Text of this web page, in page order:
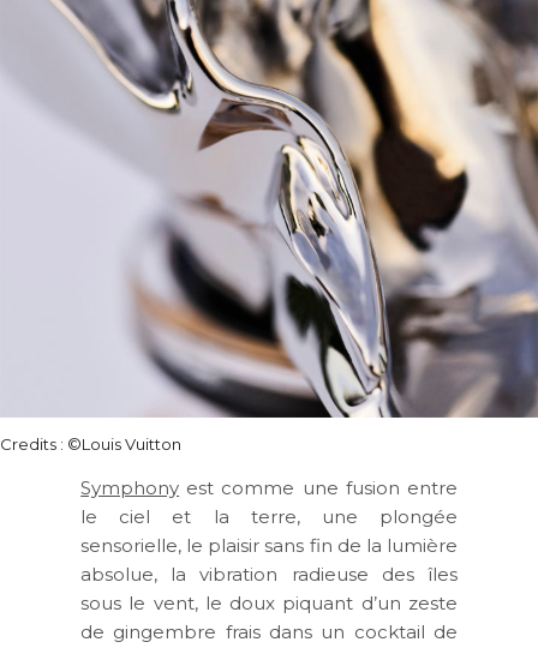
Credits : ©Louis Vuitton
Symphony est comme une fusion entre
le ciel et la terre, une plongée
sensorielle, le plaisir sans fin de la lumière
absolue, la vibration radieuse des îles
sous le vent, le doux piquant d’un zeste
de gingembre frais dans un cocktail de